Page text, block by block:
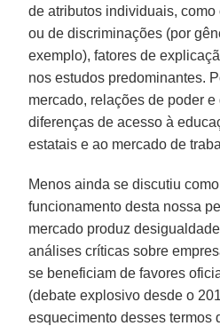
de atributos individuais,
ou de discriminações (por
exemplo), fatores de
nos estudos predominantes.
mercado, relações de poder
diferenças de acesso à
estatais e ao mercado de
Menos ainda se discutiu
funcionamento desta nossa
mercado produz
análises críticas sobre
se beneficiam de favores
(debate explosivo desde o
esquecimento desses termos